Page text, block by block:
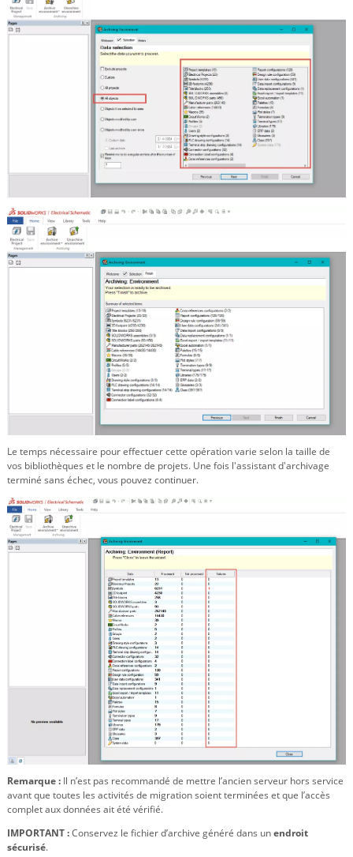
Le temps nécessaire pour effectuer cette opération varie selon la taille de
vos bibliothèques et le nombre de projets. Une fois l'assistant d'archivage
terminé sans échec, vous pouvez continuer.
Remarque : Il n’est pas recommandé de mettre l’ancien serveur hors service
avant que toutes les activités de migration soient terminées et que l’accès
complet aux données ait été vérifié.
IMPORTANT :Conservez le fichier d’archive généré dans unendroit
sécurisé.